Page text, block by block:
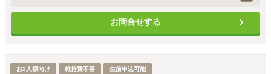
個人墓誌（扇型）を希望する場合は、1基143,000円（税込）が別途必
追加登録は、契約時は1名追加毎に330,000円が必要です。
お問合せする
永代供養付樹木葬（自然葬墓地）「鎌足桜の風」
お2人様向け 維持費不要 生前申込可能